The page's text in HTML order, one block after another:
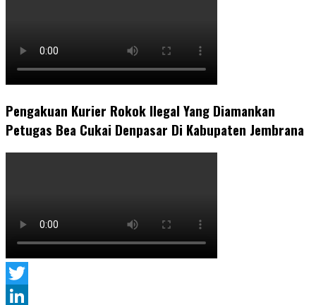
Pengakuan Kurier Rokok Ilegal Yang Diamankan
Petugas Bea Cukai Denpasar Di Kabupaten Jembrana
Twitter